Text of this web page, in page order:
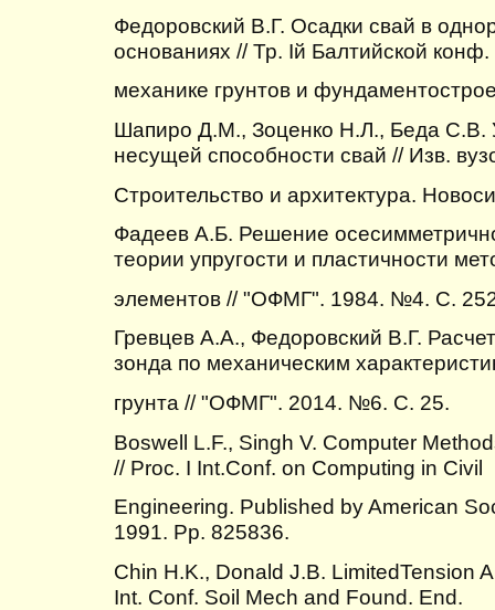
Федоровский В.Г. Осадки свай в
основаниях // Тр. Iй Балтийской конф.
механике грунтов и
Шапиро Д.М., Зоценко Н.Л., Беда С.В.
несущей способности свай // Изв.
Строительство и архитектура.
Фадеев А.Б. Решение
теории упругости и пластичности
элементов // "ОФМГ". 1984. №4. С.
Гревцев А.А., Федоровский В.Г.
зонда по механическим
грунта // "ОФМГ". 2014. №6. С. 25.
Boswell L.F., Singh V. Computer
// Proc. I Int.Conf. on Computing in Civil
Engineering. Published by American
1991. Pp. 825836.
Сhin H.K., Donald J.B. LimitedTension
Int. Conf. Soil Mech and Found. End.